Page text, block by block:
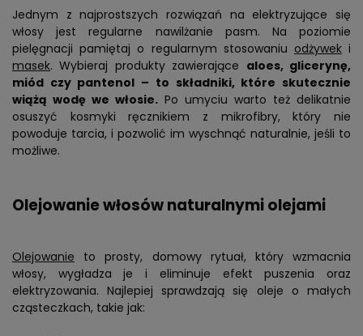
Jednym z najprostszych rozwiązań na elektryzujące się
włosy jest regularne nawilżanie pasm. Na poziomie
pielęgnacji pamiętaj o regularnym stosowaniu odżyweki
masek. Wybieraj produkty zawierające aloes, glicerynę,
miód czy pantenol – to składniki, które skutecznie
wiążą wodę we włosie. Po umyciu warto też delikatnie
osuszyć kosmyki ręcznikiem z mikrofibry, który nie
powoduje tarcia, i pozwolić im wyschnąć naturalnie, jeśli to
możliwe.
Olejowanie włosów naturalnymi olejami
Olejowanie to prosty, domowy rytuał, który wzmacnia
włosy, wygładza je i eliminuje efekt puszenia oraz
elektryzowania. Najlepiej sprawdzają się oleje o małych
cząsteczkach, takie jak: